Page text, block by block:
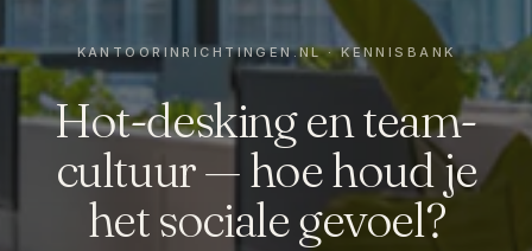
Hot-desking en team-
cultuur — hoe houd je
het sociale gevoel?